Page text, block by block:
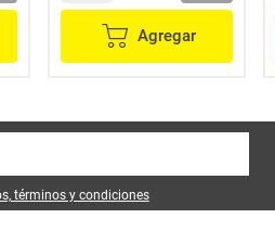
Agregar
términos y condiciones